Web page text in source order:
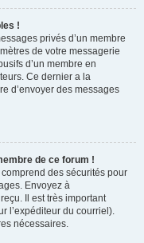
!
privés d’un membre
de votre messagerie
d’un membre en
Ce dernier a la
d’envoyer des messages
de ce forum !
des sécurités pour
Envoyez à
Il est très important
l’expéditeur du courriel).
nécessaires.